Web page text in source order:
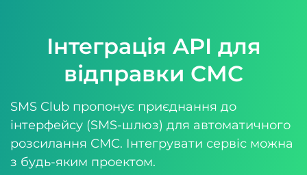
Інтеграція API для
відправки СМС
SMS Club пропонує приєднання до
інтерфейсу (SMS-шлюз) для автоматичного
розсилання СМС. Інтегрувати сервіс можна
з будь-яким проектом.